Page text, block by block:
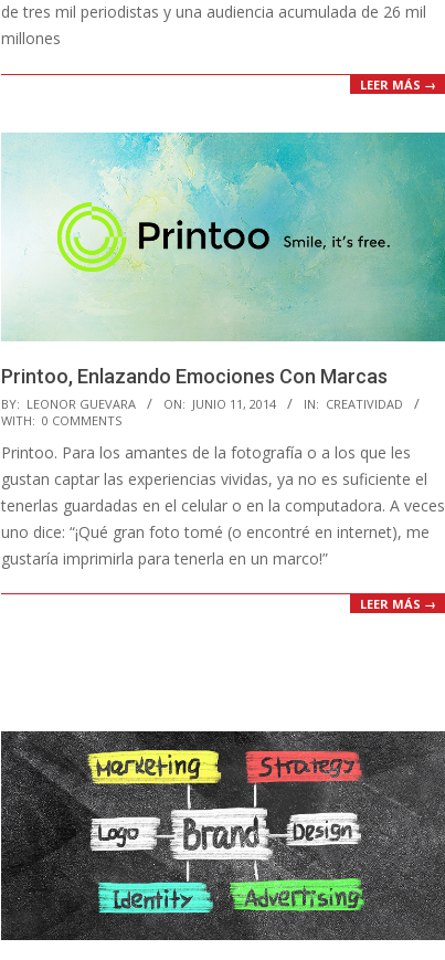
de tres mil periodistas y una audiencia acumulada de 26 mil
millones
LEER MÁS →
Printoo, Enlazando Emociones Con Marcas
2014-
06-
11
BY: LEONOR GUEVARA ON: JUNIO 11, 2014 IN: CREATIVIDAD
WITH: 0 COMMENTS
Printoo. Para los amantes de la fotografía o a los que les
gustan captar las experiencias vividas, ya no es suficiente el
tenerlas guardadas en el celular o en la computadora. A veces
uno dice: “¡Qué gran foto tomé (o encontré en internet), me
gustaría imprimirla para tenerla en un marco!”
LEER MÁS →